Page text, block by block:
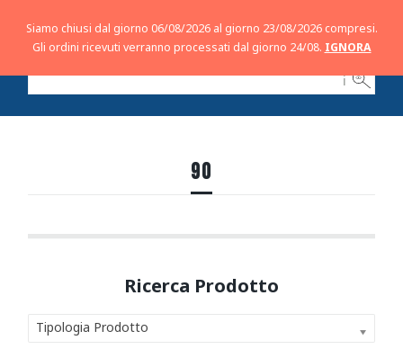
ℹ
90
Tipologia Prodotto
Siamo chiusi dal giorno 06/08/2026 al giorno 23/08/2026 compresi.
Gli ordini ricevuti verranno processati dal giorno 24/08. IGNORA